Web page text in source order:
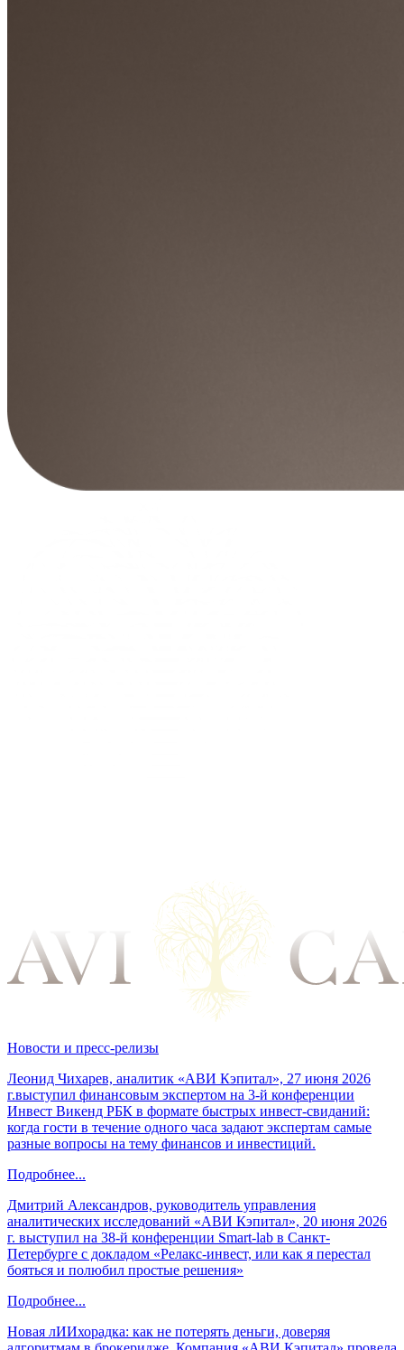
Новости и пресс-релизы
Леонид Чихарев, аналитик «АВИ Кэпитал», 27 июня 2026
г.выступил финансовым экспертом на 3-й конференции
Инвест Викенд РБК в формате быстрых инвест-свиданий:
когда гости в течение одного часа задают экспертам самые
разные вопросы на тему финансов и инвестиций.
Подробнее...
Дмитрий Александров, руководитель управления
аналитических исследований «АВИ Кэпитал», 20 июня 2026
г. выступил на 38-й конференции Smart-lab в Санкт-
Петербурге с докладом «Релакс-инвест, или как я перестал
бояться и полюбил простые решения»
Подробнее...
Новая лИИхорадка: как не потерять деньги, доверяя